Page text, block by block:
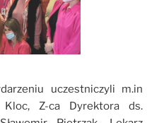
uczestniczyli m.in
Kloc, Z-ca Dyrektora ds.